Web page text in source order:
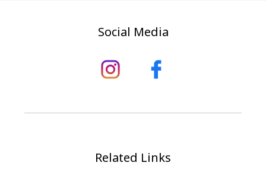
Social Media
Related Links